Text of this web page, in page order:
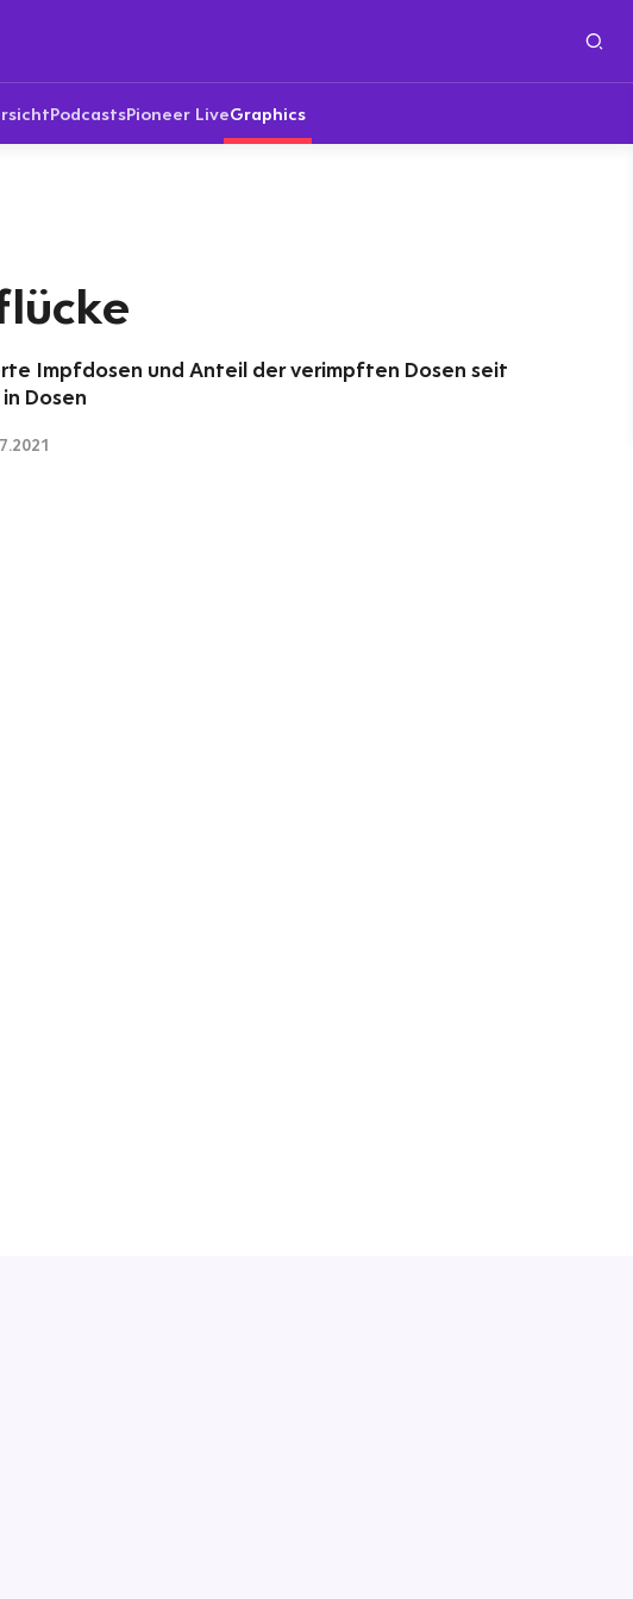
PodcastsPioneer LiveGraphics
Impfdosen und Anteil der verimpften Dosen seit
Dosen